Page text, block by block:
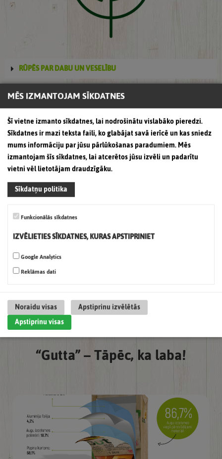
RŪPĒS PAR DABU UN VESELĪBU
AR SKATU NĀKOTNĒ
“Gutta” – Tāpēc, ka laba!
MĒS IZMANTOJAM SĪKDATNES
Šī vietne izmanto sīkdatnes, lai nodrošinātu vislabāko pieredzi.
Sīkdatnes ir mazi teksta faili, ko glabājat savā ierīcē un kas sniedz
mums informāciju par jūsu pārlūkošanas paradumiem. Mēs
izmantojam šīs sīkdatnes, lai atcerētos jūsu izvēli un padarītu
vietni vēl lietotājam draudzīgāku.
Sīkdatņu politika
Funkcionālās sīkdatnes
IZVĒLIETIES SĪKDATNES, KURAS APSTIPRINIET
Google Analytics
Reklāmas dati
Noraidu visas
Apstiprinu izvēlētās
Apstiprinu visas